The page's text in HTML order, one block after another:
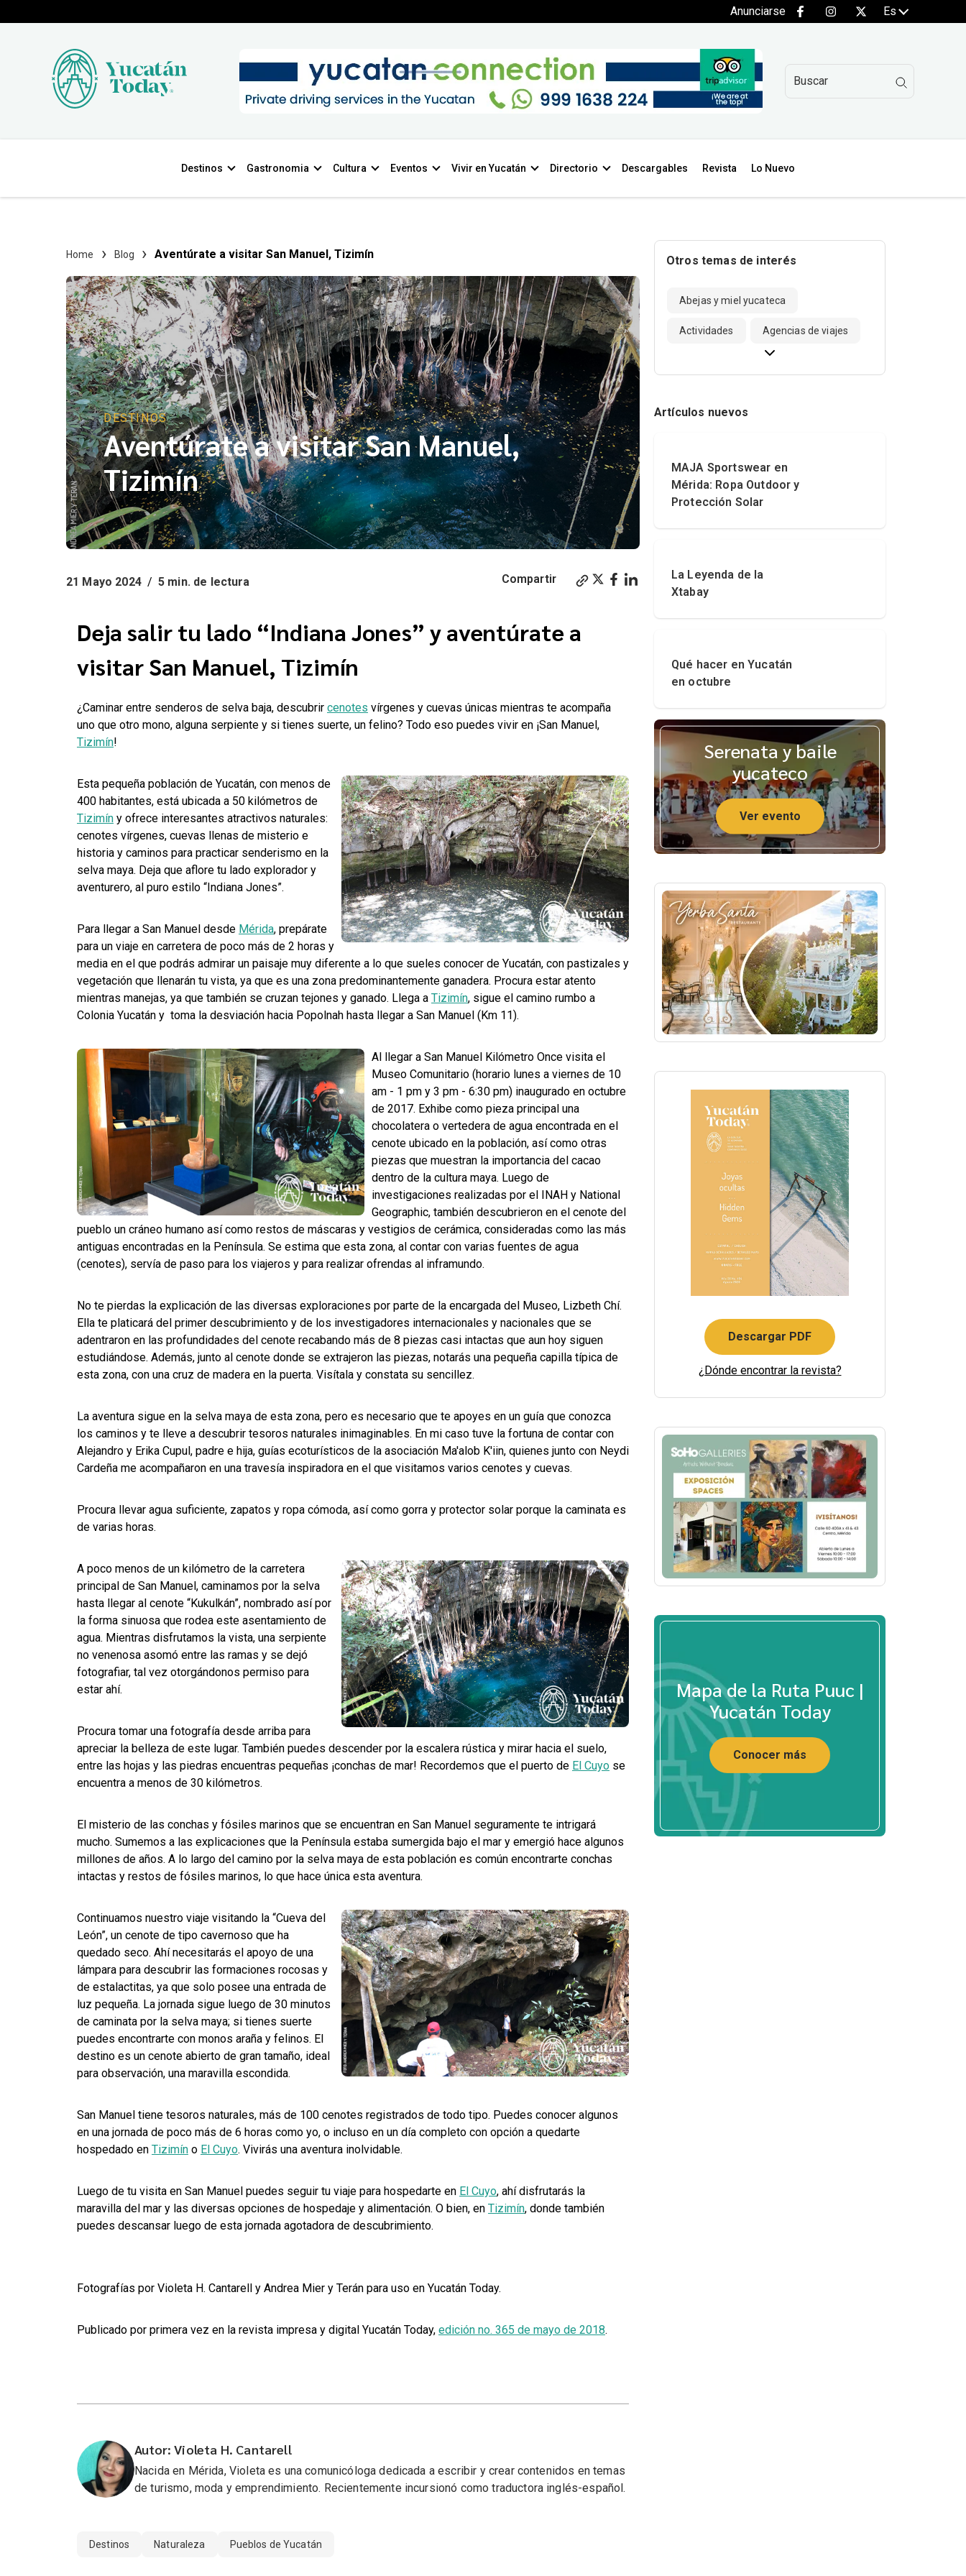
Anunciarse Es
Destinos Gastronomia Cultura Eventos Vivir en Yucatán Directorio Descargables Revista Lo Nuevo
Home Blog Aventúrate a visitar San Manuel, Tizimín
DESTINOS
Aventúrate a visitar San Manuel,
Tizimín
21 Mayo 2024 / 5 min. de lectura Compartir
Deja salir tu lado “Indiana Jones” y aventúrate a
visitar San Manuel, Tizimín
¿Caminar entre senderos de selva baja, descubrir cenotes vírgenes y cuevas únicas mientras te acompaña
uno que otro mono, alguna serpiente y si tienes suerte, un felino? Todo eso puedes vivir en ¡San Manuel,
Tizimín!
Esta pequeña población de Yucatán, con menos de
400 habitantes, está ubicada a 50 kilómetros de
Tizimín y ofrece interesantes atractivos naturales:
cenotes vírgenes, cuevas llenas de misterio e
historia y caminos para practicar senderismo en la
selva maya. Deja que aflore tu lado explorador y
aventurero, al puro estilo “Indiana Jones”.
Para llegar a San Manuel desde Mérida, prepárate
para un viaje en carretera de poco más de 2 horas y
media en el que podrás admirar un paisaje muy diferente a lo que sueles conocer de Yucatán, con pastizales y
vegetación que llenarán tu vista, ya que es una zona predominantemente ganadera. Procura estar atento
mientras manejas, ya que también se cruzan tejones y ganado. Llega a Tizimín, sigue el camino rumbo a
Colonia Yucatán y toma la desviación hacia Popolnah hasta llegar a San Manuel (Km 11).
Al llegar a San Manuel Kilómetro Once visita el
Museo Comunitario (horario lunes a viernes de 10
am - 1 pm y 3 pm - 6:30 pm) inaugurado en octubre
de 2017. Exhibe como pieza principal una
chocolatera o vertedera de agua encontrada en el
cenote ubicado en la población, así como otras
piezas que muestran la importancia del cacao
dentro de la cultura maya. Luego de
investigaciones realizadas por el INAH y National
Geographic, también descubrieron en el cenote del
pueblo un cráneo humano así como restos de máscaras y vestigios de cerámica, consideradas como las más
antiguas encontradas en la Península. Se estima que esta zona, al contar con varias fuentes de agua
(cenotes), servía de paso para los viajeros y para realizar ofrendas al inframundo.
No te pierdas la explicación de las diversas exploraciones por parte de la encargada del Museo, Lizbeth Chí.
Ella te platicará del primer descubrimiento y de los investigadores internacionales y nacionales que se
adentraron en las profundidades del cenote recabando más de 8 piezas casi intactas que aun hoy siguen
estudiándose. Además, junto al cenote donde se extrajeron las piezas, notarás una pequeña capilla típica de
esta zona, con una cruz de madera en la puerta. Visítala y constata su sencillez.
La aventura sigue en la selva maya de esta zona, pero es necesario que te apoyes en un guía que conozca
los caminos y te lleve a descubrir tesoros naturales inimaginables. En mi caso tuve la fortuna de contar con
Alejandro y Erika Cupul, padre e hija, guías ecoturísticos de la asociación Ma'alob K'iin, quienes junto con Neydi
Cardeña me acompañaron en una travesía inspiradora en el que visitamos varios cenotes y cuevas.
Procura llevar agua suficiente, zapatos y ropa cómoda, así como gorra y protector solar porque la caminata es
de varias horas.
A poco menos de un kilómetro de la carretera
principal de San Manuel, caminamos por la selva
hasta llegar al cenote “Kukulkán”, nombrado así por
la forma sinuosa que rodea este asentamiento de
agua. Mientras disfrutamos la vista, una serpiente
no venenosa asomó entre las ramas y se dejó
fotografiar, tal vez otorgándonos permiso para
estar ahí.
Procura tomar una fotografía desde arriba para
apreciar la belleza de este lugar. También puedes descender por la escalera rústica y mirar hacia el suelo,
entre las hojas y las piedras encuentras pequeñas ¡conchas de mar! Recordemos que el puerto de El Cuyo se
encuentra a menos de 30 kilómetros.
El misterio de las conchas y fósiles marinos que se encuentran en San Manuel seguramente te intrigará
mucho. Sumemos a las explicaciones que la Península estaba sumergida bajo el mar y emergió hace algunos
millones de años. A lo largo del camino por la selva maya de esta población es común encontrarte conchas
intactas y restos de fósiles marinos, lo que hace única esta aventura.
Continuamos nuestro viaje visitando la “Cueva del
León”, un cenote de tipo cavernoso que ha
quedado seco. Ahí necesitarás el apoyo de una
lámpara para descubrir las formaciones rocosas y
de estalactitas, ya que solo posee una entrada de
luz pequeña. La jornada sigue luego de 30 minutos
de caminata por la selva maya; si tienes suerte
puedes encontrarte con monos araña y felinos. El
destino es un cenote abierto de gran tamaño, ideal
para observación, una maravilla escondida.
San Manuel tiene tesoros naturales, más de 100 cenotes registrados de todo tipo. Puedes conocer algunos
en una jornada de poco más de 6 horas como yo, o incluso en un día completo con opción a quedarte
hospedado en Tizimín o El Cuyo. Vivirás una aventura inolvidable.
Luego de tu visita en San Manuel puedes seguir tu viaje para hospedarte en El Cuyo, ahí disfrutarás la
maravilla del mar y las diversas opciones de hospedaje y alimentación. O bien, en Tizimín, donde también
puedes descansar luego de esta jornada agotadora de descubrimiento.
Fotografías por Violeta H. Cantarell y Andrea Mier y Terán para uso en Yucatán Today.
Publicado por primera vez en la revista impresa y digital Yucatán Today, edición no. 365 de mayo de 2018.
Autor: Violeta H. Cantarell
Nacida en Mérida, Violeta es una comunicóloga dedicada a escribir y crear contenidos en temas
de turismo, moda y emprendimiento. Recientemente incursionó como traductora inglés-español.
Destinos Naturaleza Pueblos de Yucatán
Otros temas de interés
Abejas y miel yucateca
Actividades Agencias de viajes
Artículos nuevos
MAJA Sportswear en
Mérida: Ropa Outdoor y
Protección Solar
La Leyenda de la
Xtabay
Qué hacer en Yucatán
en octubre
Serenata y baile
yucateco
Ver evento
Descargar PDF
¿Dónde encontrar la revista?
Mapa de la Ruta Puuc |
Yucatán Today
Conocer más